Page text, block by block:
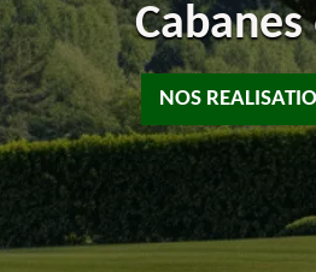
NOS